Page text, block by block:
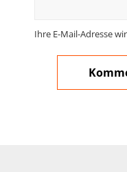
Ihre E-Mail-Adresse